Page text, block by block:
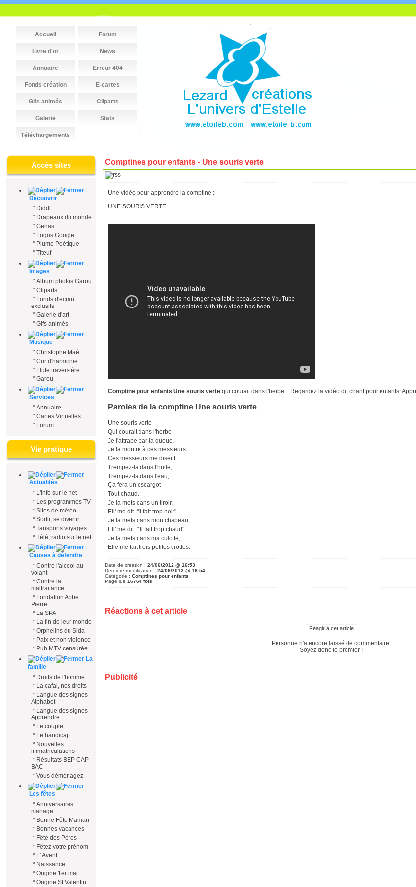
Accueil Forum
Livre d'or News
Annuaire Erreur 404
Fonds création E-cartes
Gifs animés Cliparts
Galerie Stats
Téléchargements
Accès sites
Découvrir
° Diddl
° Drapeaux du monde
° Genas
° Logos Google
° Plume Poétique
° Titeuf
Images
° Album photos Garou
° Cliparts
° Fonds d'ecran
exclusifs
° Galerie d'art
° Gifs animés
Musique
° Christophe Maé
° Cor d'harmonie
° Flute traversière
° Garou
Services
° Annuaire
° Cartes Virtuelles
° Forum
Vie pratique
Actualités
* L'info sur le net
* Les programmes TV
* Sites de météo
* Sortir, se divertir
* Tansports voyages
* Télé, radio sur le net
Causes à défendre
* Contre l'alcool au
volant
* Contre la
maltraitance
* Fondation Abbe
Pierre
* La SPA
* La fin de leur monde
* Orphelins du Sida
* Paix et non violence
* Pub MTV censurée
La
famille
* Droits de l'homme
* La cafal, nos droits
* Langue des signes
Alphabet
* Langue des signes
Apprendre
* Le couple
* Le handicap
* Nouvelles
immatriculations
* Résultats BEP CAP
BAC
* Vous déménagez
Les fêtes
* Anniversaires
mariage
* Bonne Fête Maman
* Bonnes vacances
* Fête des Pères
* Fêtez votre prénom
* L' Avent
* Naissance
* Origine 1er mai
* Origine St Valentin
Comptines pour enfants - Une souris verte
Une vidéo pour apprendre la comptine :
UNE SOURIS VERTE
Comptine pour enfants Une souris verte qui courait dans l'herbe... Regardez la vidéo du chant pour enfants.
Paroles de la comptine Une souris verte
Une souris verte
Qui courait dans l'herbe
Je l'attrape par la queue,
Je la montre à ces messieurs
Ces messieurs me disent :
Trempez-la dans l'huile,
Trempez-la dans l'eau,
Ça fera un escargot
Tout chaud.
Je la mets dans un tiroir,
Ell' me dit :"Il fait trop noir"
Je la mets dans mon chapeau,
Ell' me dit :" Il fait trop chaud"
Je la mets dans ma culotte,
Elle me fait trois petites crottes.
Date de création : 24/06/2012 @ 16:53
Dernière modification : 24/06/2012 @ 16:54
Catégorie : Comptines pour enfants
Page lue 16764 fois
Réactions à cet article
Réagir à cet article
Personne n'a encore laissé de commentaire.
Soyez donc le premier !
Publicité